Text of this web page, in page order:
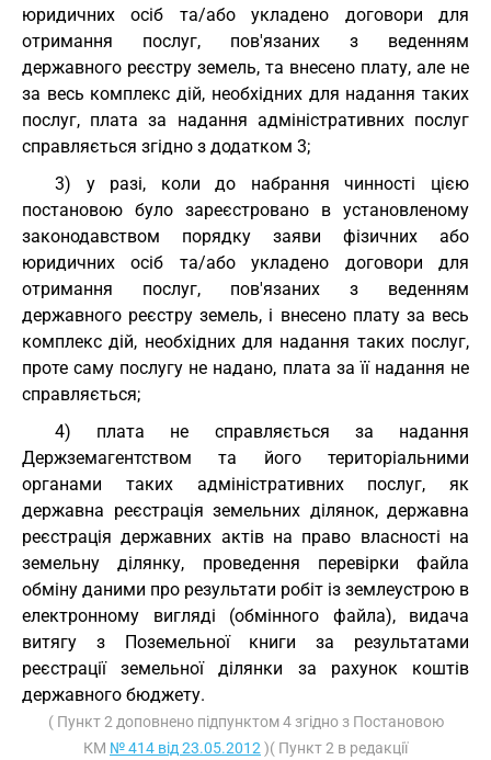
юридичних осіб та/або укладено договори для
отримання послуг, пов'язаних з веденням
державного реєстру земель, та внесено плату, але не
за весь комплекс дій, необхідних для надання таких
послуг, плата за надання адміністративних послуг
справляється згідно з додатком 3;
3) у разі, коли до набрання чинності цією
постановою було зареєстровано в установленому
законодавством порядку заяви фізичних або
юридичних осіб та/або укладено договори для
отримання послуг, пов'язаних з веденням
державного реєстру земель, і внесено плату за весь
комплекс дій, необхідних для надання таких послуг,
проте саму послугу не надано, плата за її надання не
справляється;
4) плата не справляється за надання
Держземагентством та його територіальними
органами таких адміністративних послуг, як
державна реєстрація земельних ділянок, державна
реєстрація державних актів на право власності на
земельну ділянку, проведення перевірки файла
обміну даними про результати робіт із землеустрою в
електронному вигляді (обмінного файла), видача
витягу з Поземельної книги за результатами
реєстрації земельної ділянки за рахунок коштів
державного бюджету.
( Пункт 2 доповнено підпунктом 4 згідно з Постановою
КМ № 414 від 23.05.2012 )( Пункт 2 в редакції